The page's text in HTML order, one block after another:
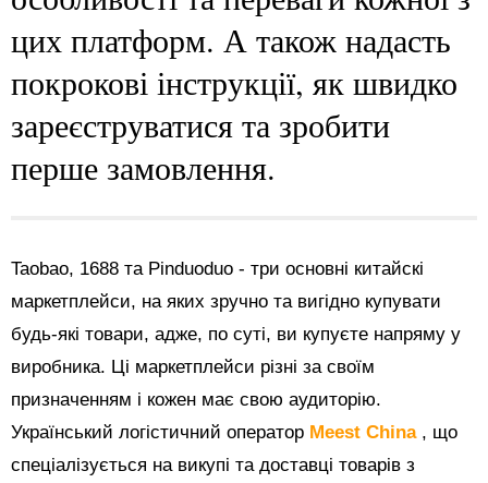
цих платформ. А також надасть
покрокові інструкції, як швидко
зареєструватися та зробити
перше замовлення.
Taobao, 1688 та Pinduoduo - три основні китайскі
маркетплейси, на яких зручно та вигідно купувати
будь-які товари, адже, по суті, ви купуєте напряму у
виробника. Ці маркетплейси різні за своїм
призначенням і кожен має свою аудиторію.
Український логістичний оператор Meest China , що
спеціалізується на викупі та доставці товарів з